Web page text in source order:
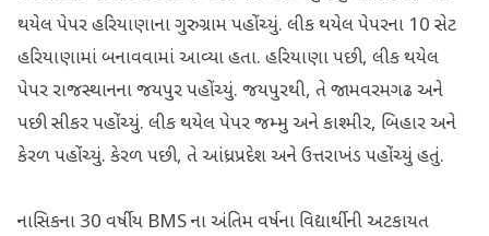
થયેલ પેપર હરિયાણાના ગુરુગ્રામ પહોંચ્યું. લીક થયેલ પેપરના 10 સેટ
હરિયાણામાં બનાવવામાં આવ્યા હતા. હરિયાણા પછી, લીક થયેલ
પેપર રાજસ્થાનના જયપુર પહોંચ્યું. જયપુરથી, તે જામવરમગઢ અને
પછી સીકર પહોંચ્યું. લીક થયેલ પેપર જમ્મુ અને કાશ્મીર, બિહાર અને
કેરળ પહોંચ્યું. કેરળ પછી, તે આંધ્રપ્રદેશ અને ઉત્તરાખંડ પહોંચ્યું હતું.
નાસિકના 30 વર્ષીય BMS ના અંતિમ વર્ષના વિદ્યાર્થીની અટકાયત